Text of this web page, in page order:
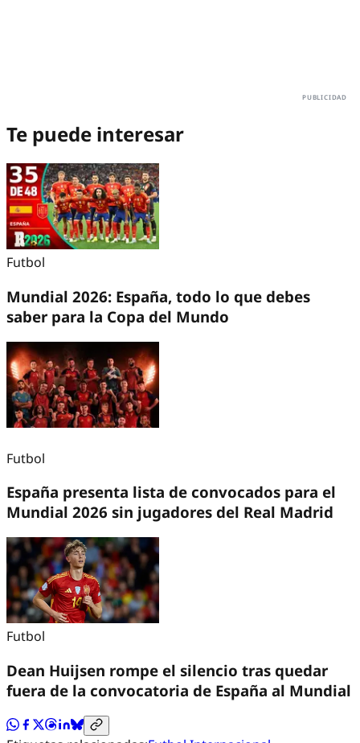
Te puede interesar
Futbol
Mundial 2026: España, todo lo que debes
saber para la Copa del Mundo
Futbol
España presenta lista de convocados para el
Mundial 2026 sin jugadores del Real Madrid
Futbol
Dean Huijsen rompe el silencio tras quedar
fuera de la convocatoria de España al Mundial